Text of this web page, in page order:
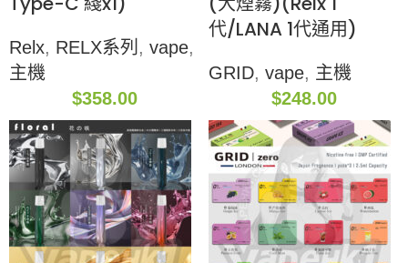
Relx, RELX系列 , vape,
主機
$358.00
代/LANA 1代通用)
GRID, vape, 主機
$248.00